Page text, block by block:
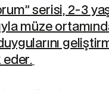
serisi, 2-3
müze